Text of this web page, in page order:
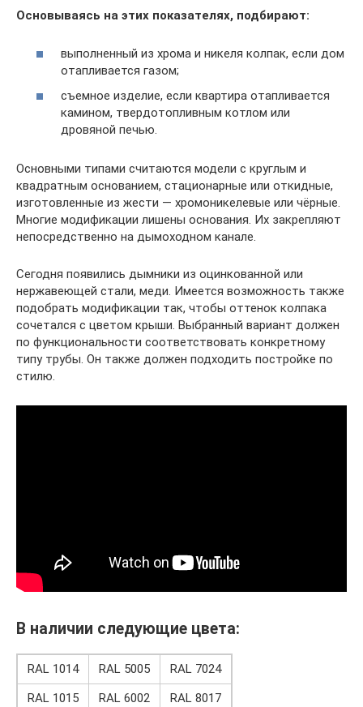
Основываясь на этих показателях, подбирают:
выполненный из хрома и никеля колпак, если дом
отапливается газом;
съемное изделие, если квартира отапливается
камином, твердотопливным котлом или
дровяной печью.
Основными типами считаются модели с круглым и
квадратным основанием, стационарные или откидные,
изготовленные из жести — хромоникелевые или чёрные.
Многие модификации лишены основания. Их закрепляют
непосредственно на дымоходном канале.
Сегодня появились дымники из оцинкованной или
нержавеющей стали, меди. Имеется возможность также
подобрать модификации так, чтобы оттенок колпака
сочетался с цветом крыши. Выбранный вариант должен
по функциональности соответствовать конкретному
типу трубы. Он также должен подходить постройке по
стилю.
В наличии следующие цвета:
RAL 1014 RAL 5005
RAL 7024
RAL 1015
RAL 6002
RAL 8017